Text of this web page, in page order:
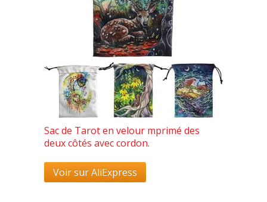
Sac de Tarot en velour mprimé des
deux côtés avec cordon.
Voir sur AliExpress